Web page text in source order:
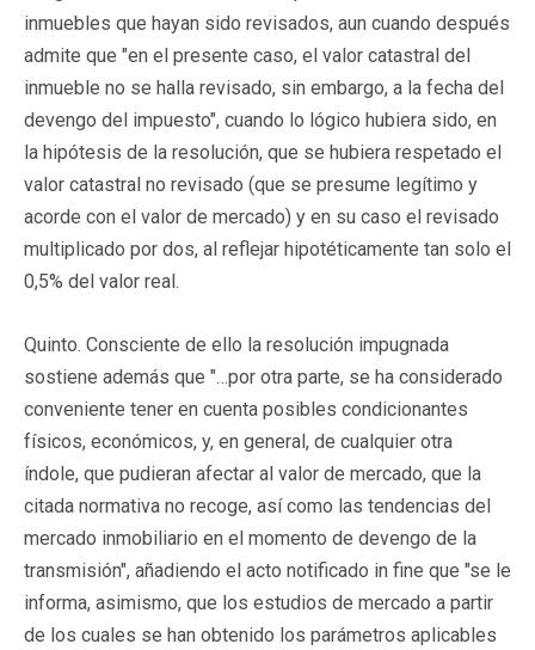
inmuebles que hayan sido revisados, aun cuando después
admite que "en el presente caso, el valor catastral del
inmueble no se halla revisado, sin embargo, a la fecha del
devengo del impuesto", cuando lo lógico hubiera sido, en
la hipótesis de la resolución, que se hubiera respetado el
valor catastral no revisado (que se presume legítimo y
acorde con el valor de mercado) y en su caso el revisado
multiplicado por dos, al reflejar hipotéticamente tan solo el
0,5% del valor real.
Quinto. Consciente de ello la resolución impugnada
sostiene además que "…por otra parte, se ha considerado
conveniente tener en cuenta posibles condicionantes
físicos, económicos, y, en general, de cualquier otra
índole, que pudieran afectar al valor de mercado, que la
citada normativa no recoge, así como las tendencias del
mercado inmobiliario en el momento de devengo de la
transmisión", añadiendo el acto notificado in fine que "se le
informa, asimismo, que los estudios de mercado a partir
de los cuales se han obtenido los parámetros aplicables